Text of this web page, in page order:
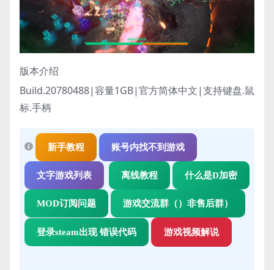
版本介绍
Build.20780488|容量1GB|官方简体中文|支持键盘.鼠
标.手柄
新手教程 账号内找不到游戏
文字游戏列表 离线教程 什么是D加密
MOD订阅问题 游戏交流群（）非售后群）
登录steam出现 错误代码 游戏视频解说